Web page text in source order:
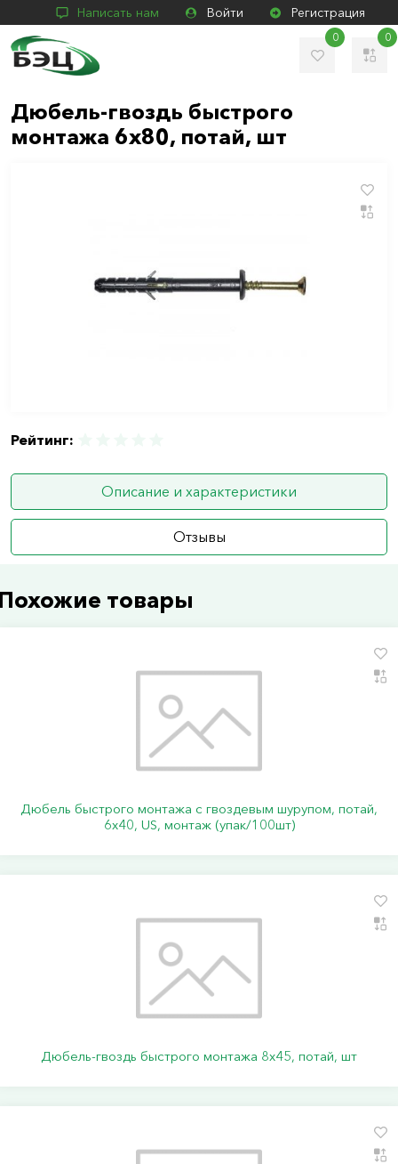
Написать нам Войти Регистрация
0 0
Дюбель-гвоздь быстрого
монтажа 6х80, потай, шт
Рейтинг:
Описание и характеристики
Отзывы
товары
Дюбель быстрого монтажа с гвоздевым шурупом, потай,
6х40, US, монтаж (упак/100шт)
Дюбель-гвоздь быстрого монтажа 8х45, потай, шт